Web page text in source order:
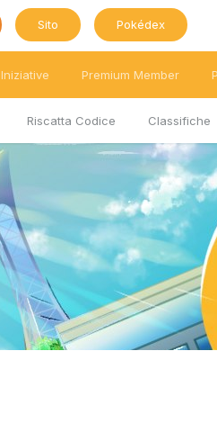
Sito Pokédex
Riscatta Codice Classifiche
Iniziative Premium Member